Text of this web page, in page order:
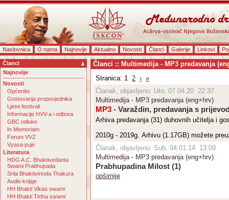
Naslovnica O nama Najnovije Aktualno Novosti Članci Galerije Linkovi
Članci
Najnovije
Novosti
Općenito
Gostovanja propovjednika
Ljetni festivali
Informacije HVV-a i odbora
GBC odluke
In Memoriam
Forum VVZ
Vyasa puje
Literatura
HDG A.C. Bhaktivedanta
Swami Prabhupada
Srila Bhaktivinoda Thakura
Audio knjige
HH Bhakti Vikas swami
HH Bhakti Tirtha swami
Članci :: Multimedija - MP3 predavanja
Stranica: 1 2 › »
Članak, objavljeno: Uto, 07.04.20. 22:37
Multimedija - MP3 predavanja (eng+hrv)
MP3 - Varaždin, predavanja s
Arhiva predavanja (31) duhovnih učitelja i
2010g - 2019g. Arhivu (1.17GB) možete
Članak, objavljeno: Sub, 04.01.14. 13:09
Multimedija - MP3 predavanja (eng+hrv)
Prabhupadina Milost (1)
opširnije